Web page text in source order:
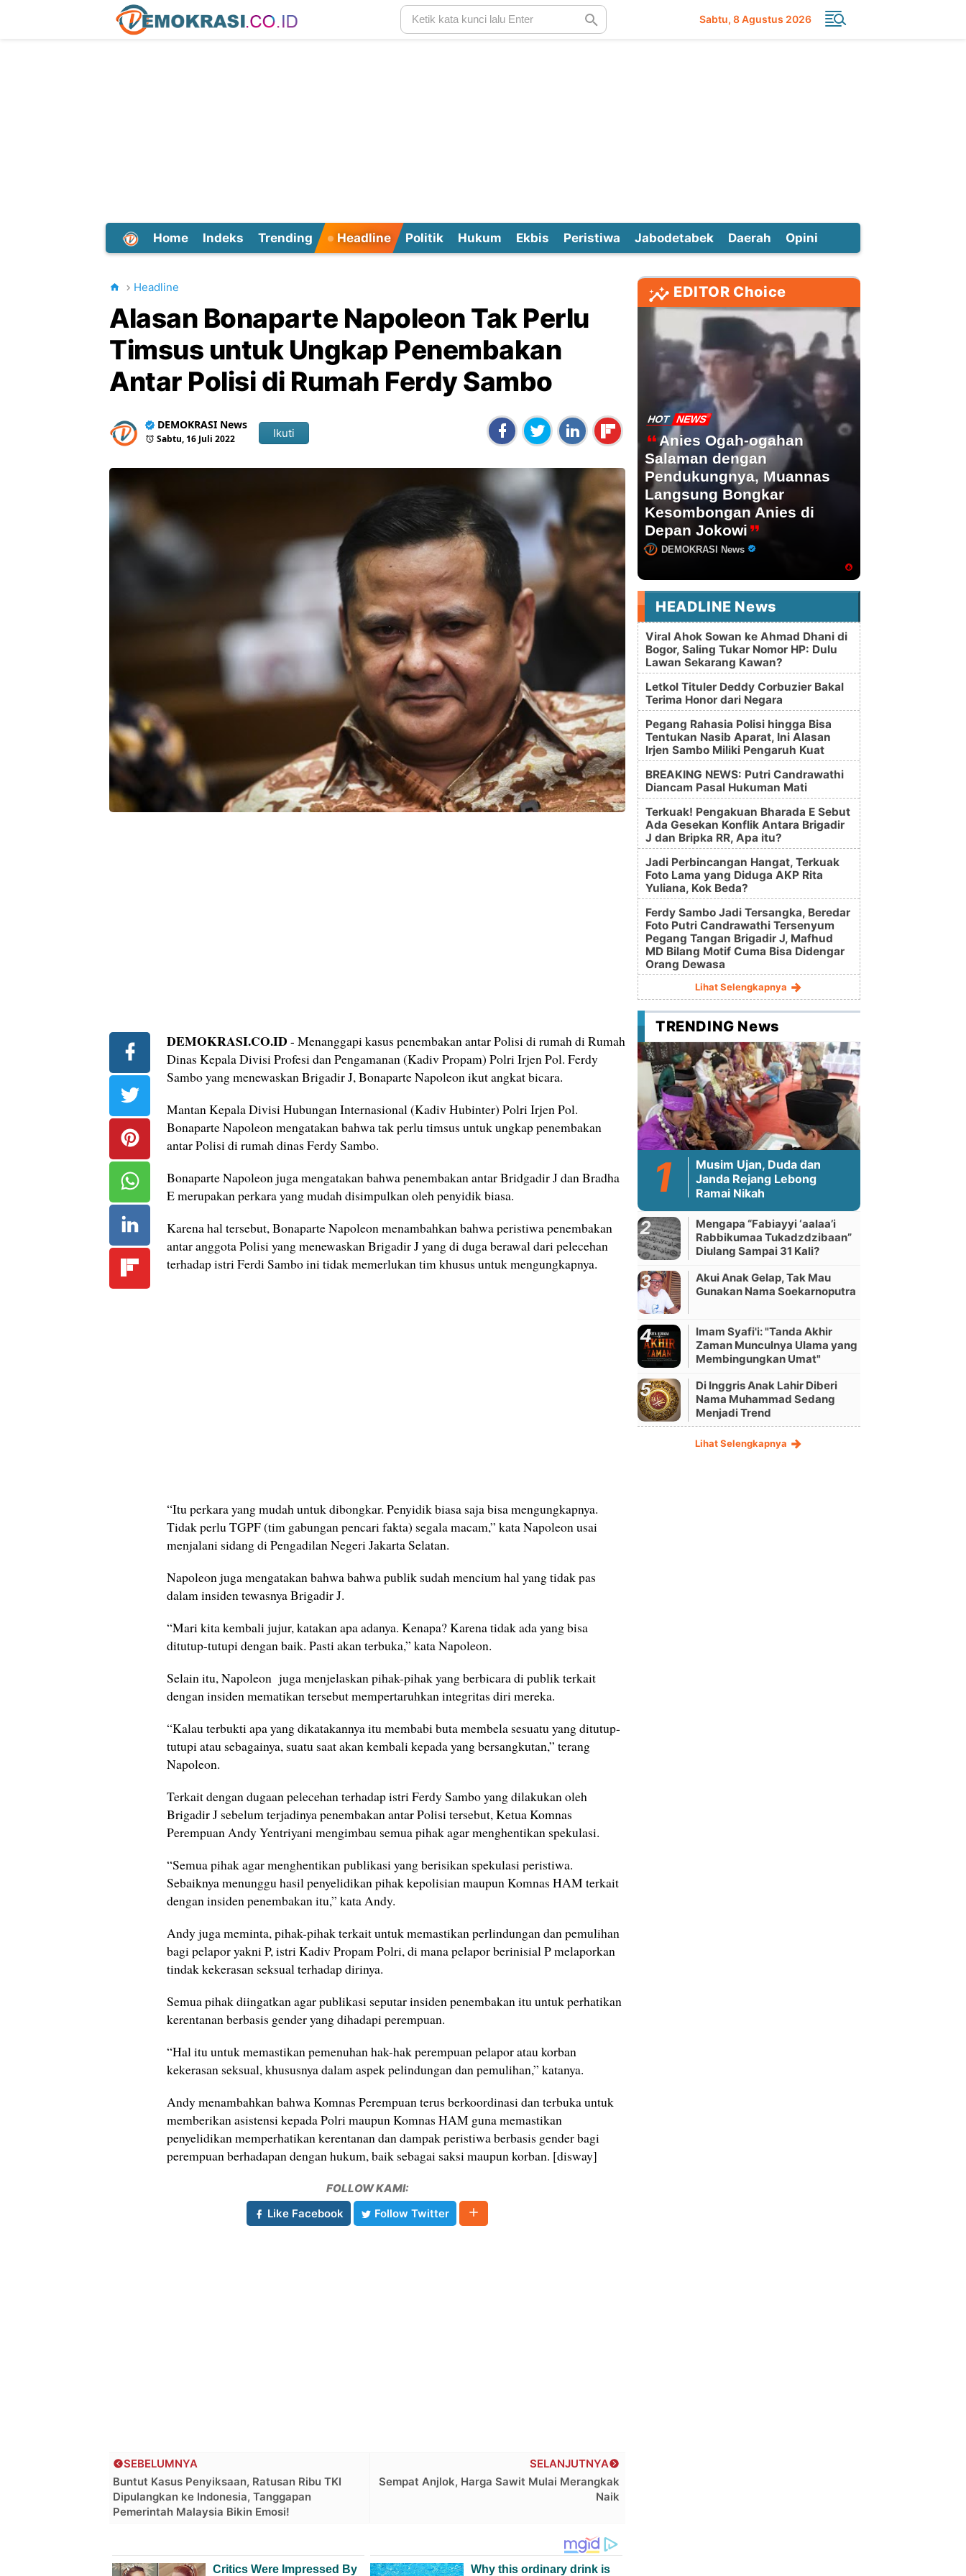
Sabtu 8 Agustus 2026
Home Indeks Trending Headline Politik Hukum Ekbis Peristiwa Jabodetabek Daerah Opini
Headline
Alasan Bonaparte Napoleon Tak Perlu
Timsus untuk Ungkap Penembakan
Antar Polisi di Rumah Ferdy Sambo
DEMOKRASI News
Sabtu, 16 Juli 2022 Ikuti
DEMOKRASI.CO.ID - Menanggapi kasus penembakan antar Polisi di rumah di Rumah
Dinas Kepala Divisi Profesi dan Pengamanan (Kadiv Propam) Polri Irjen Pol. Ferdy
Sambo yang menewaskan Brigadir J, Bonaparte Napoleon ikut angkat bicara.
Mantan Kepala Divisi Hubungan Internasional (Kadiv Hubinter) Polri Irjen Pol.
Bonaparte Napoleon mengatakan bahwa tak perlu timsus untuk ungkap penembakan
antar Polisi di rumah dinas Ferdy Sambo.
Bonaparte Napoleon juga mengatakan bahwa penembakan antar Bridgadir J dan Bradha
E merupakan perkara yang mudah disimpulkan oleh penyidik biasa.
Karena hal tersebut, Bonaparte Napoleon menambahkan bahwa peristiwa penembakan
antar anggota Polisi yang menewaskan Brigadir J yang di duga berawal dari pelecehan
terhadap istri Ferdi Sambo ini tidak memerlukan tim khusus untuk mengungkapnya.
“Itu perkara yang mudah untuk dibongkar. Penyidik biasa saja bisa mengungkapnya.
Tidak perlu TGPF (tim gabungan pencari fakta) segala macam,” kata Napoleon usai
menjalani sidang di Pengadilan Negeri Jakarta Selatan.
Napoleon juga mengatakan bahwa bahwa publik sudah mencium hal yang tidak pas
dalam insiden tewasnya Brigadir J.
“Mari kita kembali jujur, katakan apa adanya. Kenapa? Karena tidak ada yang bisa
ditutup-tutupi dengan baik. Pasti akan terbuka,” kata Napoleon.
Selain itu, Napoleon juga menjelaskan pihak-pihak yang berbicara di publik terkait
dengan insiden mematikan tersebut mempertaruhkan integritas diri mereka.
“Kalau terbukti apa yang dikatakannya itu membabi buta membela sesuatu yang ditutup-
tutupi atau sebagainya, suatu saat akan kembali kepada yang bersangkutan,” terang
Napoleon.
Terkait dengan dugaan pelecehan terhadap istri Ferdy Sambo yang dilakukan oleh
Brigadir J sebelum terjadinya penembakan antar Polisi tersebut, Ketua Komnas
Perempuan Andy Yentriyani mengimbau semua pihak agar menghentikan spekulasi.
“Semua pihak agar menghentikan publikasi yang berisikan spekulasi peristiwa.
Sebaiknya menunggu hasil penyelidikan pihak kepolisian maupun Komnas HAM terkait
dengan insiden penembakan itu,” kata Andy.
Andy juga meminta, pihak-pihak terkait untuk memastikan perlindungan dan pemulihan
bagi pelapor yakni P, istri Kadiv Propam Polri, di mana pelapor berinisial P melaporkan
tindak kekerasan seksual terhadap dirinya.
Semua pihak diingatkan agar publikasi seputar insiden penembakan itu untuk perhatikan
kerentanan berbasis gender yang dihadapi perempuan.
“Hal itu untuk memastikan pemenuhan hak-hak perempuan pelapor atau korban
kekerasan seksual, khususnya dalam aspek pelindungan dan pemulihan,” katanya.
Andy menambahkan bahwa Komnas Perempuan terus berkoordinasi dan terbuka untuk
memberikan asistensi kepada Polri maupun Komnas HAM guna memastikan
penyelidikan memperhatikan kerentanan dan dampak peristiwa berbasis gender bagi
perempuan berhadapan dengan hukum, baik sebagai saksi maupun korban. [disway]
FOLLOW KAMI:
Like Facebook
Follow Twitter
SELANJUTNYA
Sempat Anjlok, Harga Sawit Mulai Merangkak
Naik
SEBELUMNYA
Buntut Kasus Penyiksaan, Ratusan Ribu TKI
Dipulangkan ke Indonesia, Tanggapan
Pemerintah Malaysia Bikin Emosi!
EDITOR Choice
HOT NEWS
Anies Ogah-ogahan
Salaman dengan
Pendukungnya, Muannas
Langsung Bongkar
Kesombongan Anies di
Depan Jokowi
DEMOKRASI News
HEADLINE News
Viral Ahok Sowan ke Ahmad Dhani di
Bogor, Saling Tukar Nomor HP: Dulu
Lawan Sekarang Kawan?
Letkol Tituler Deddy Corbuzier Bakal
Terima Honor dari Negara
Pegang Rahasia Polisi hingga Bisa
Tentukan Nasib Aparat, Ini Alasan
Irjen Sambo Miliki Pengaruh Kuat
BREAKING NEWS: Putri Candrawathi
Diancam Pasal Hukuman Mati
Terkuak! Pengakuan Bharada E Sebut
Ada Gesekan Konflik Antara Brigadir
J dan Bripka RR, Apa itu?
Jadi Perbincangan Hangat, Terkuak
Foto Lama yang Diduga AKP Rita
Yuliana, Kok Beda?
Ferdy Sambo Jadi Tersangka, Beredar
Foto Putri Candrawathi Tersenyum
Pegang Tangan Brigadir J, Mafhud
MD Bilang Motif Cuma Bisa Didengar
Orang Dewasa
Lihat Selengkapnya
TRENDING News
Musim Ujan, Duda dan
Janda Rejang Lebong
Ramai Nikah
Mengapa “Fabiayyi ‘aalaa’i
Rabbikumaa Tukadzdzibaan”
Diulang Sampai 31 Kali?
Akui Anak Gelap, Tak Mau
Gunakan Nama Soekarnoputra
Imam Syafi'i: "Tanda Akhir
Zaman Munculnya Ulama yang
Membingungkan Umat"
Di Inggris Anak Lahir Diberi
Nama Muhammad Sedang
Menjadi Trend
Lihat Selengkapnya